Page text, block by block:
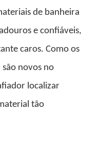
de banheira
e confiáveis,
caros. Como os
novos no
localizar
tão